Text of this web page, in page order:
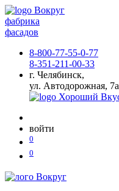
фабрика
фасадов
8-800-77-55-0-77
8-351-211-00-33
г. Челябинск,
ул. Автодорожная, 7а
войти
0
0